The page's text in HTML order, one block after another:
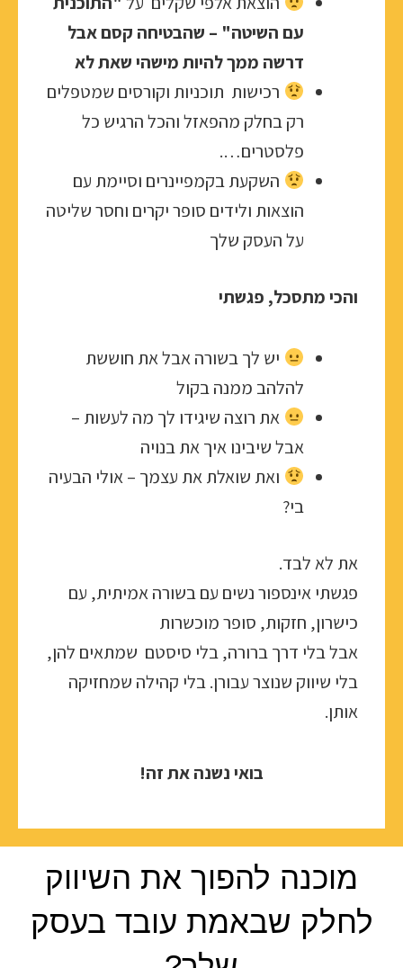
עם השיטה" – שהבטיחה קסם אבל
דרשה ממך להיות מישהי שאת לא
רכישות תוכניות וקורסים שמטפלים
רק בחלק מהפאזל והכל הרגיש כל
פלסטרים….
השקעת בקמפיינרים וסיימת עם
הוצאות ולידים סופר יקרים וחסר שליטה
על העסק שלך
והכי מתסכל, פגשתי
יש לך בשורה אבל את חוששת
להלהב ממנה בקול
את רוצה שיגידו לך מה לעשות –
אבל שיבינו איך את בנויה
ואת שואלת את עצמך – אולי הבעיה
בי?
את לא לבד.
פגשתי אינספור נשים עם בשורה אמיתית, עם
כישרון, חזקות, סופר מוכשרות
אבל בלי דרך ברורה, בלי סיסטם שמתאים להן,
בלי שיווק שנוצר עבורן. בלי קהילה שמחזיקה
אותן.
בואי נשנה את זה!
מוכנה להפוך את השיווק
לחלק שבאמת עובד בעסק